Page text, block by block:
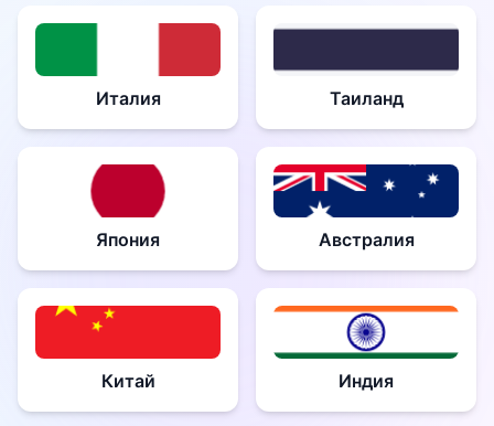
Италия Таиланд
Япония Австралия
Китай Индия